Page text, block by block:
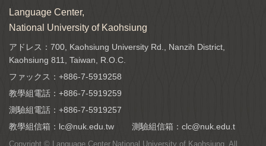
Language Center,
National University of Kaohsiung
アドレス：700, Kaohsiung University Rd., Nanzih District,
Kaohsiung 811, Taiwan, R.O.C.
ファックス：+886-7-5919258
教學組電話： +886-7-5919259
測驗組電話： +886-7-5919257
教學組信箱： lc@nuk.edu.tw 測驗組信箱： clc@nuk.edu.t
Copyright © Language Center,National University of Kaohsiung. All